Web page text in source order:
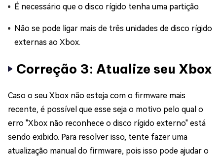
É necessário que o disco rígido tenha uma partição.
Não se pode ligar mais de três unidades de disco rígido
externas ao Xbox.
Correção 3: Atualize seu Xbox
Caso o seu Xbox não esteja com o firmware mais
recente, é possível que esse seja o motivo pelo qual o
erro "Xbox não reconhece o disco rígido externo" está
sendo exibido. Para resolver isso, tente fazer uma
atualização manual do firmware, pois isso pode ajudar o